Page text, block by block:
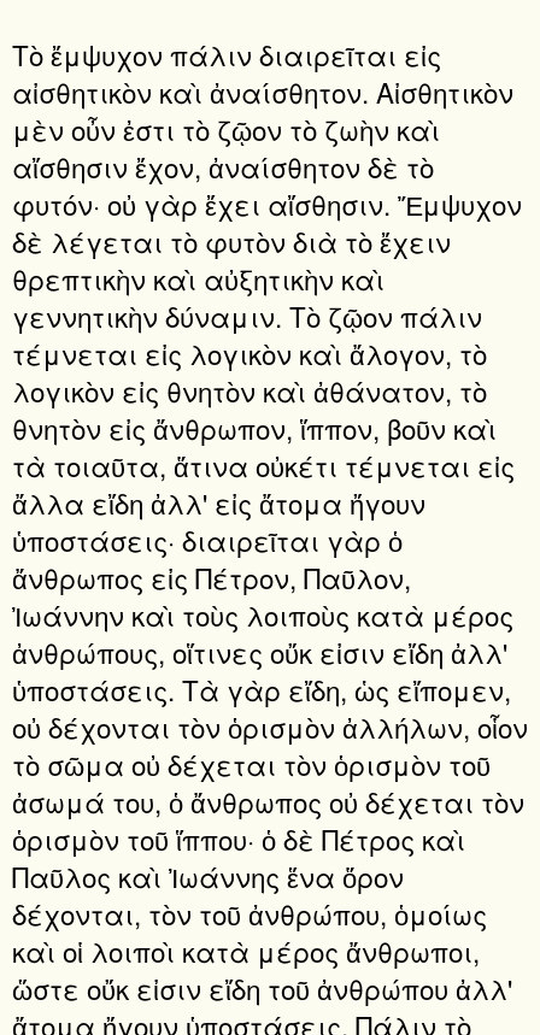
Τὸ ἔμψυχον πάλιν διαιρεῖται εἰς
αἰσθητικὸν καὶ ἀναίσθητον. Αἰσθητικὸν
μὲν οὖν ἐστι τὸ ζῷον τὸ ζωὴν καὶ
αἴσθησιν ἔχον, ἀναίσθητον δὲ τὸ
φυτόν· οὐ γὰρ ἔχει αἴσθησιν. Ἔμψυχον
δὲ λέγεται τὸ φυτὸν διὰ τὸ ἔχειν
θρεπτικὴν καὶ αὐξητικὴν καὶ
γεννητικὴν δύναμιν. Τὸ ζῷον πάλιν
τέμνεται εἰς λογικὸν καὶ ἄλογον, τὸ
λογικὸν εἰς θνητὸν καὶ ἀθάνατον, τὸ
θνητὸν εἰς ἄνθρωπον, ἵππον, βοῦν καὶ
τὰ τοιαῦτα, ἅτινα οὐκέτι τέμνεται εἰς
ἄλλα εἴδη ἀλλ' εἰς ἄτομα ἤγουν
ὑποστάσεις· διαιρεῖται γὰρ ὁ
ἄνθρωπος εἰς Πέτρον, Παῦλον,
Ἰωάννην καὶ τοὺς λοιποὺς κατὰ μέρος
ἀνθρώπους, οἵτινες οὔκ εἰσιν εἴδη ἀλλ'
ὑποστάσεις. Τὰ γὰρ εἴδη, ὡς εἴπομεν,
οὐ δέχονται τὸν ὁρισμὸν ἀλλήλων, οἷον
τὸ σῶμα οὐ δέχεται τὸν ὁρισμὸν τοῦ
ἀσωμά του, ὁ ἄνθρωπος οὐ δέχεται τὸν
ὁρισμὸν τοῦ ἵππου· ὁ δὲ Πέτρος καὶ
Παῦλος καὶ Ἰωάννης ἕνα ὅρον
δέχονται, τὸν τοῦ ἀνθρώπου, ὁμοίως
καὶ οἱ λοιποὶ κατὰ μέρος ἄνθρωποι,
ὥστε οὔκ εἰσιν εἴδη τοῦ ἀνθρώπου ἀλλ'
ἄτομα ἤγουν ὑποστάσεις. Πάλιν τὸ